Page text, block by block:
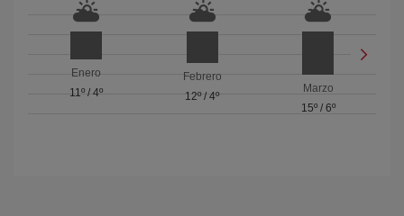
Enero
11º/ 4º
Febrero
12º/ 4º
Marzo
15º/ 6º